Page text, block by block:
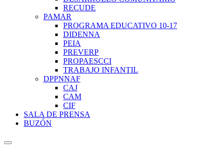
RECUDE
PAMAR
PROGRAMA EDUCATIVO 10-17
DIDENNA
PEIA
PREVERP
PROPAESCCI
TRABAJO INFANTIL
DPPNNAF
CAJ
CAM
CIF
SALA DE PRENSA
BUZÓN